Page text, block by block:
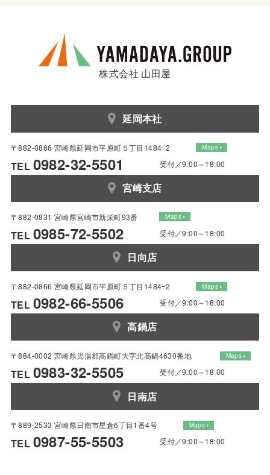
株式会社 山田屋
延岡本社
〒882-0866 宮崎県延岡市平原町５丁目1484ｰ2 Maps
TEL 0982-32-5501 受付／9:00～18:00
宮崎支店
〒882-0831 宮崎県宮崎市新栄町93番 Maps
TEL 0985-72-5502 受付／9:00～18:00
日向店
〒882-0866 宮崎県延岡市平原町５丁目1484ｰ2 Maps
TEL 0982-66-5506 受付／9:00～18:00
高鍋店
〒884-0002 宮崎県児湯郡高鍋町大字北高鍋4630番地 Maps
TEL 0983-32-5505 受付／9:00～18:00
日南店
〒889-2533 宮崎県日南市星倉6丁目1番4号 Maps
TEL 0987-55-5503 受付／9:00～18:00